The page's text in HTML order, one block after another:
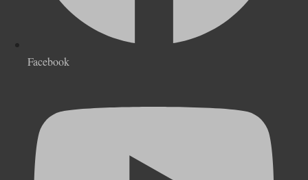
Facebook